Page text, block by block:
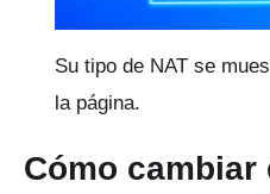
Su tipo de NAT se
la página.
Cómo cambiar